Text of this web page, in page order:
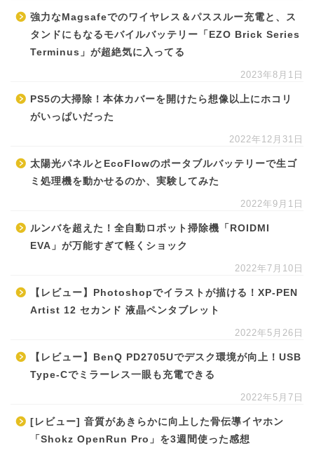
強力なMagsafeでのワイヤレス＆パススルー充電と、ス
タンドにもなるモバイルバッテリー「EZO Brick Series
Terminus」が超絶気に入ってる
2023年8月1日
PS5の大掃除！本体カバーを開けたら想像以上にホコリ
がいっぱいだった
2022年12月31日
太陽光パネルとEcoFlowのポータブルバッテリーで生ゴ
ミ処理機を動かせるのか、実験してみた
2022年9月1日
ルンバを超えた！全自動ロボット掃除機「ROIDMI
EVA」が万能すぎて軽くショック
2022年7月10日
【レビュー】Photoshopでイラストが描ける！XP-PEN
Artist 12 セカンド 液晶ペンタブレット
2022年5月26日
【レビュー】BenQ PD2705Uでデスク環境が向上！USB
Type-Cでミラーレス一眼も充電できる
2022年5月7日
[レビュー] 音質があきらかに向上した骨伝導イヤホン
「Shokz OpenRun Pro」を3週間使った感想